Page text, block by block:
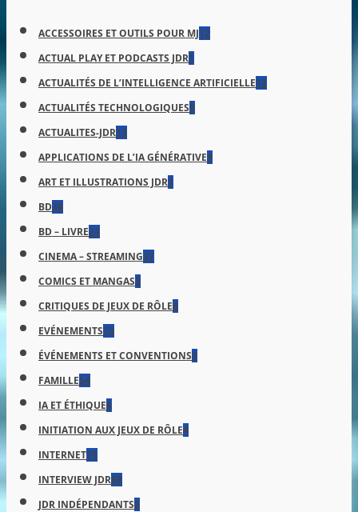
ACCESSOIRES ET OUTILS POUR MJ12
ACTUAL PLAY ET PODCASTS JDR1
ACTUALITÉS DE L’INTELLIGENCE ARTIFICIELLE12
ACTUALITÉS TECHNOLOGIQUES9
ACTUALITES-JDR13
APPLICATIONS DE L’IA GÉNÉRATIVE9
ART ET ILLUSTRATIONS JDR1
BD38
BD – LIVRE24
CINEMA – STREAMING37
COMICS ET MANGAS3
CRITIQUES DE JEUX DE RÔLE8
EVÉNEMENTS73
ÉVÉNEMENTS ET CONVENTIONS3
FAMILLE54
IA ET ÉTHIQUE6
INITIATION AUX JEUX DE RÔLE4
INTERNET75
INTERVIEW JDR68
JDR INDÉPENDANTS6